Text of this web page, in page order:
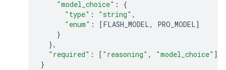
"model_choice" :
{
"type" : "string" ,
"enum" : [FLASH_MODEL, PRO_MODEL]
}
},
"required" : [ "reasoning" , "model_choice" ]
}